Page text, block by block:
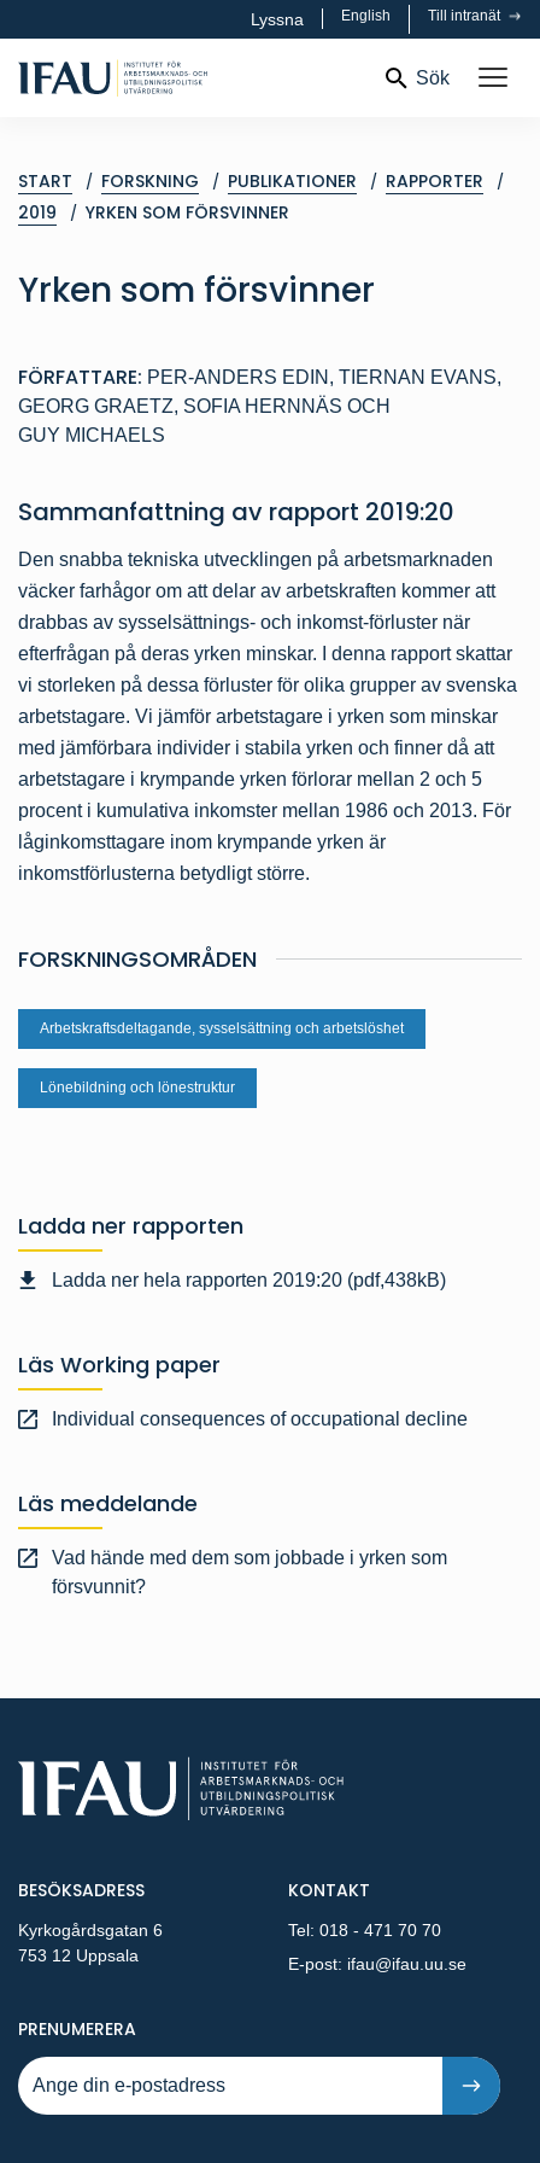
Lyssna English Till intranät
Sök
START FORSKNING PUBLIKATIONER
RAPPORTER
2019
YRKEN SOM FÖRSVINNER
Yrken som försvinner
FÖRFATTARE: PER-ANDERS EDIN , TIERNAN EVANS,
GEORG GRAETZ, SOFIA HERNNÄS OCH
GUY MICHAELS
Sammanfattning av rapport 2019:20
Den snabba tekniska utvecklingen på arbetsmarknaden
väcker farhågor om att delar av arbetskraften kommer att
drabbas av sysselsättnings- och inkomst-förluster när
efterfrågan på deras yrken minskar. I denna rapport skattar
vi storleken på dessa förluster för olika grupper av svenska
arbetstagare. Vi jämför arbetstagare i yrken som minskar
med jämförbara individer i stabila yrken och finner då att
arbetstagare i krympande yrken förlorar mellan 2 och 5
procent i kumulativa inkomster mellan 1986 och 2013. För
låginkomsttagare inom krympande yrken är
inkomstförlusterna betydligt större.
FORSKNINGSOMRÅDEN
Arbetskraftsdeltagande, sysselsättning och arbetslöshet
Lönebildning och lönestruktur
Ladda ner rapporten
Ladda ner hela rapporten 2019:20 (pdf,438kB)
Läs Working paper
Individual consequences of occupational decline
Läs meddelande
Vad hände med dem som jobbade i yrken som
försvunnit?
BESÖKSADRESS
Kyrkogårdsgatan 6
753 12 Uppsala
KONTAKT
Tel: 018 - 471 70 70
E-post: ifau@ifau.uu.se
PRENUMERERA